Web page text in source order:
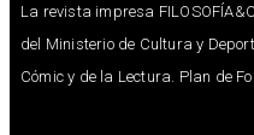
La revista impresa
del Ministerio de Cultura y
Cómic y de la Lectura. Plan de